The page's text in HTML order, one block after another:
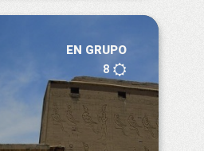
EN GRUPO
8